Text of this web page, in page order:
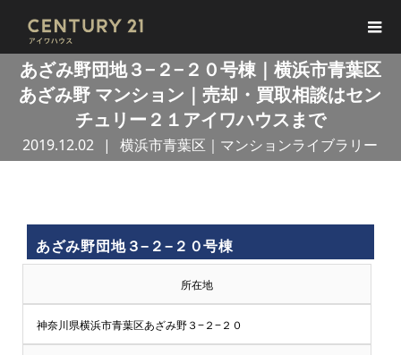
あざみ野団地３−２−２０号棟｜横浜市青葉区
あざみ野 マンション｜売却・買取相談はセン
チュリー２１アイワハウスまで
2019.12.02 横浜市青葉区｜マンションライブラリー
買
取
王
で
あざみ野団地３−２−２０号棟
所在地
神奈川県横浜市青葉区あざみ野３−２−２０